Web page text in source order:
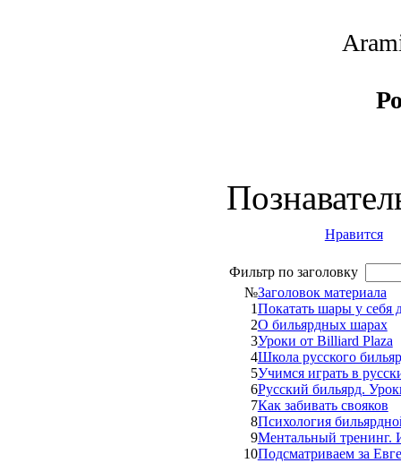
Нравится
Фильтр по заголовку
№Заголовок материала
1Покатать шары у себя
2О бильярдных шарах
3Уроки от Billiard Plaza
4Школа русского
5Учимся играть в
6Русский бильярд.
7Как забивать свояков
8Психология
9Ментальный тренинг.
10Подсматриваем за